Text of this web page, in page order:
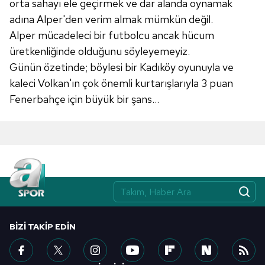
kullanılmaktadır. Diğer çerezler, sitemizin daha işlevsel
kılınması ve kişiselleştirilmesi ve sizlere yönelik
reklam/pazarlama faaliyetlerinin yapılması, amaçlarıyla
sınırlı olarak açık rızanız dahilinde kullanılacaktır.
Çerezlere ilişkin tercihlerinizi aşağıda yer alan panel
vasıtasıyla belirleyebilirsiniz. Çerezlere ilişkin detaylı bilgi
hazırlanmış Aydınlatma Metnimizi okumak ve sitemizde
ilgili mevzuata uygun olarak kullanılan çerezlerle ilgili bilgi
almak için lütfen
tıklayınız .
orta sahayı ele geçirmek ve dar alanda oynamak
adına Alper'den verim almak mümkün değil.
Alper mücadeleci bir futbolcu ancak hücum
üretkenliğinde olduğunu söyleyemeyiz.
Günün özetinde; böylesi bir Kadıköy oyunuyla ve
kaleci Volkan'ın çok önemli kurtarışlarıyla 3 puan
Fenerbahçe için büyük bir şans...
BIZI TAKIP EDIN